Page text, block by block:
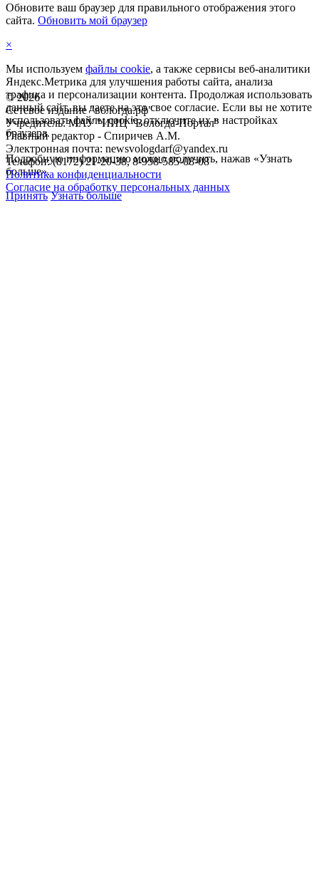
©2026
Сетевое издание "вологда.рф"
Учредитель: МАУ "ИИЦ "Вологда-Портал"
Главный редактор - Спиричев А.М.
Электронная почта: newsvologdarf@yandex.ru
Телефон: (8172) 21-20-38, 8-958-585-08-08
Политика конфиденциальности
Согласие на обработку персональных данных
Обновите ваш браузер для правильного отображения этого
сайта. Обновить мой браузер
×
Мы используем файлы cookie, а также сервисы веб-аналитики
Яндекс.Метрика для улучшения работы сайта, анализа
трафика и персонализации контента. Продолжая использовать
данный сайт, вы даете на это свое согласие. Если вы не хотите
использовать файлы cookie, отключите их в настройках
браузера.
Подробную информацию можно получить, нажав «Узнать
больше».
Принять Узнать больше